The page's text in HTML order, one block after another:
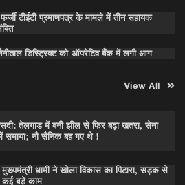
टीईटी प्रमाणपत्र के मामले में तीन सहायक
नैनीताल डिस्ट्रिक्ट को-ऑपरेटिव बैंक में लगी आग
View All
तेलगाड में बनी झील से फिर बढ़ा खतरा, सेना
नौ सैनिक बह गए थे !
धामी ने खोला विकास का पिटारा, सड़क से
कई बड़े काम